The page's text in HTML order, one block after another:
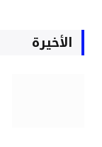
الأخيرة